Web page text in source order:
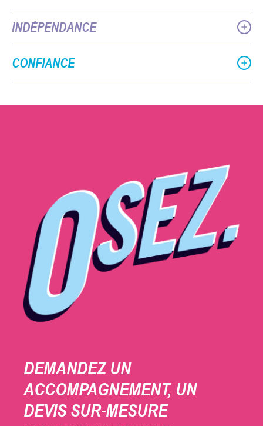
INDÉPENDANCE
CONFIANCE
DEMANDEZ UN
ACCOMPAGNEMENT, UN
DEVIS SUR-MESURE